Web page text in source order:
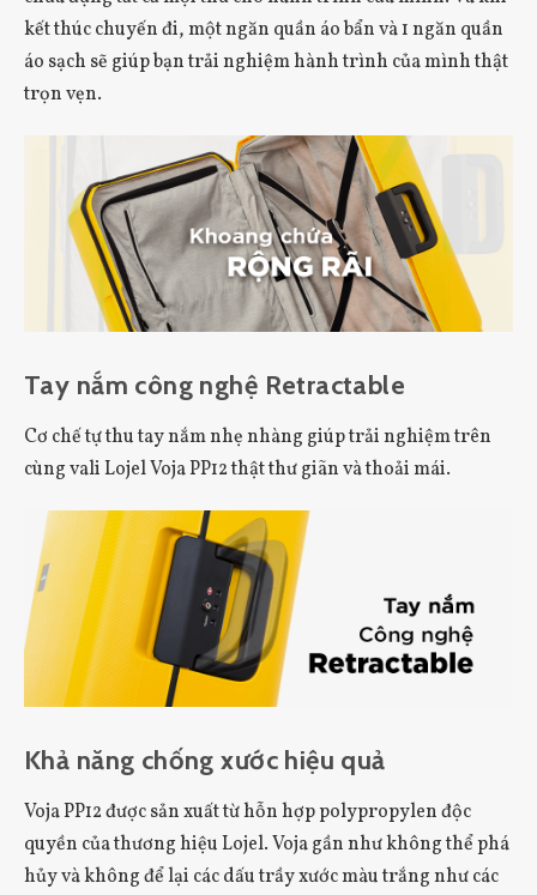
kết thúc chuyến đi, một ngăn quần áo bẩn và 1 ngăn quần
áo sạch sẽ giúp bạn trải nghiệm hành trình của mình thật
trọn vẹn.
Tay nắm công nghệ Retractable
Cơ chế tự thu tay nắm nhẹ nhàng giúp trải nghiệm trên
cùng vali Lojel Voja PP12 thật thư giãn và thoải mái.
Khả năng chống xước hiệu quả
Voja PP12 được sản xuất từ ​​hỗn hợp polypropylen độc
quyền của thương hiệu Lojel. Voja gần như không thể phá
hủy và không để lại các dấu trầy xước màu trắng như các